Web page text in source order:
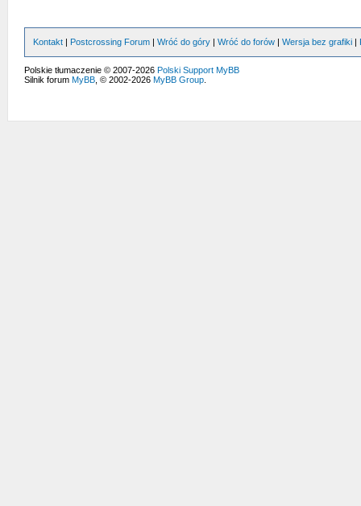
Kontakt Postcrossing Forum Wróć do góry Wróć do forów Wersja bez grafiki
Polskie tłumaczenie © 2007-2026 Polski Support MyBB
Silnik forum MyBB, © 2002-2026 MyBB Group.